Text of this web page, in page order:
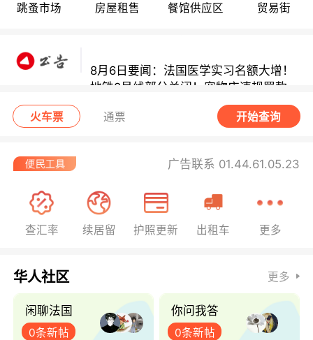
跳蚤市场 房屋租售 餐馆供应区 贸易街
巴黎地铁音乐家海选启动！
地铁8号线部分关闭！宠物店违规罚款出
炉！
巴黎地铁音乐家海选启动！
火车票 通票 开始查询
广告联系 01.44.61.05.23
查汇率 续居留 护照更新 出租车 更多
华人社区 更多
闲聊法国
0条新帖
你问我答
0条新帖